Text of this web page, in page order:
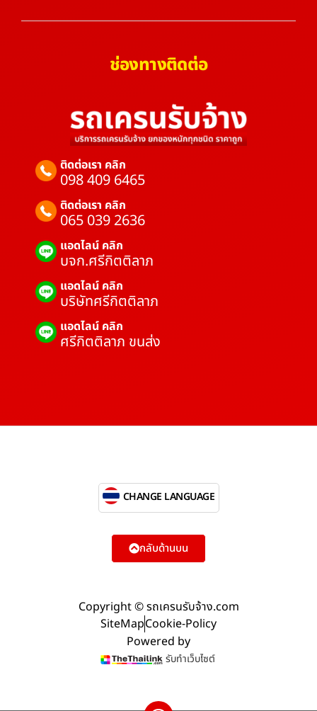
ช่องทางติดต่อ
ติดต่อเรา คลิก
098 409 6465
ติดต่อเรา คลิก
065 039 2636
แอดไลน์ คลิก
บจก.ศรีกิตติลาภ
แอดไลน์ คลิก
บริษัทศรีกิตติลาภ
แอดไลน์ คลิก
ศรีกิตติลาภ ขนส่ง
Copyright © รถเครนรับจ้าง.com
SiteMapCookie-Policy
Powered by
รับทำเว็บไซต์
CHANGE LANGUAGE
กลับด้านบน